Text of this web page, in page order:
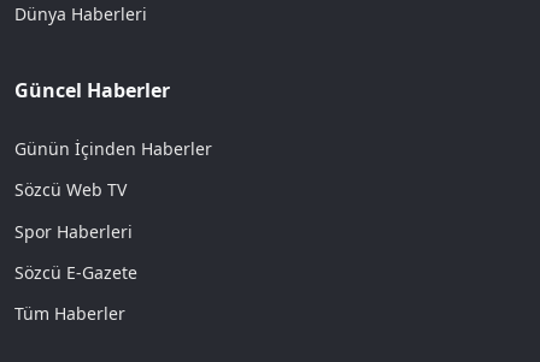
Dünya Haberleri
Güncel Haberler
Günün İçinden Haberler
Sözcü Web TV
Spor Haberleri
Sözcü E-Gazete
Tüm Haberler